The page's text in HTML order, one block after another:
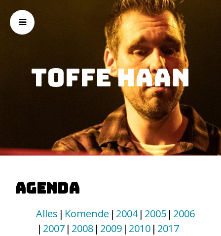
Toffe Haan
Agenda
Alles Komende 2004 2005 2006
2007 2008 2009 2010 2017